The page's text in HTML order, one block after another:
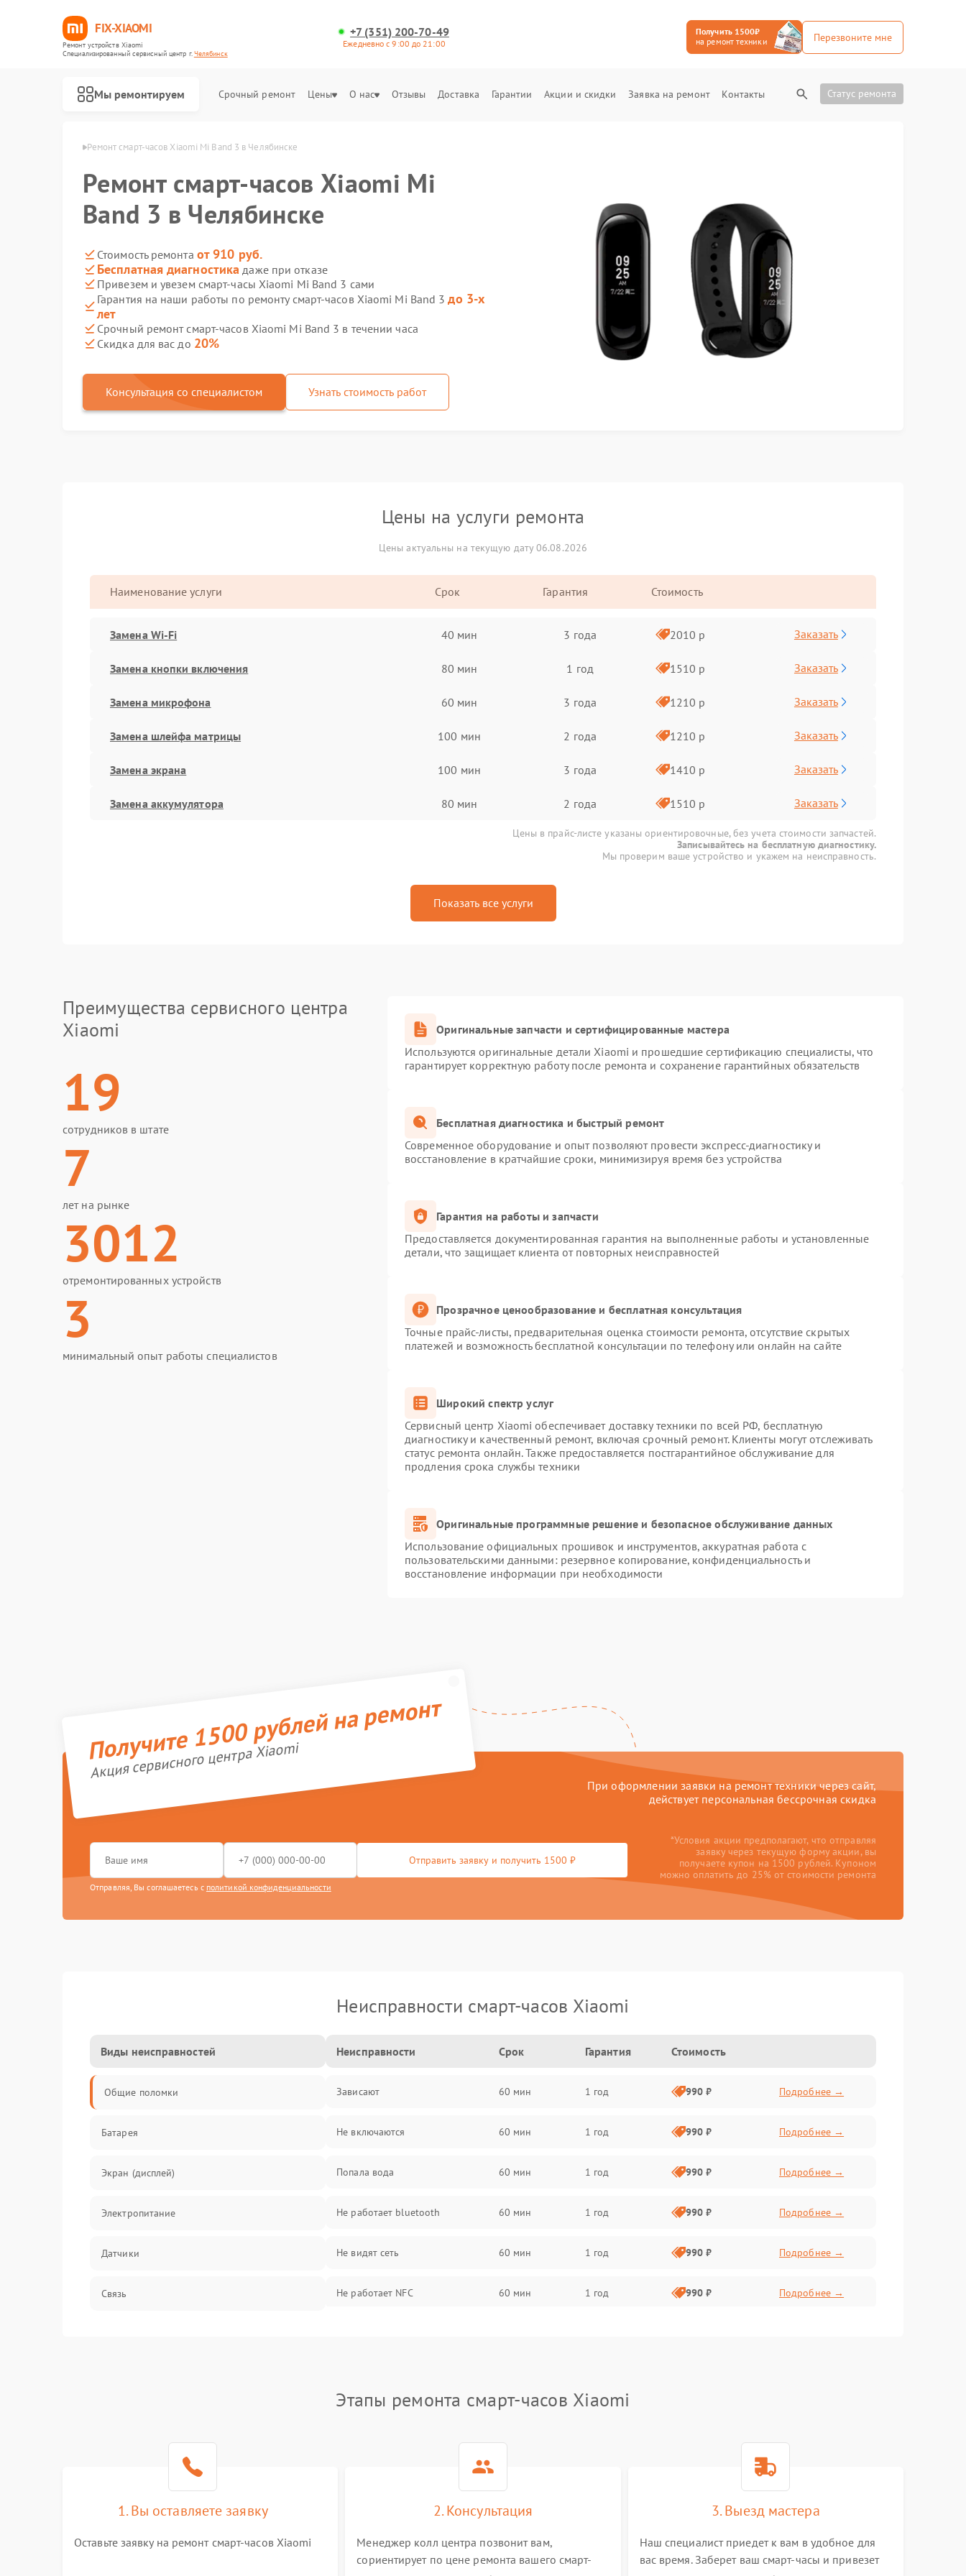
FIX-XIAOMI
Ремонт устройств Xiaomi
Специализированный cервисный центр г.Челябинск
+7 (351) 200-70-49
Ежедневно с 9:00 до 21:00
Получить 1500₽
на ремонт техники
Перезвоните мне
Мы ремонтируем Срочный ремонт Цены О нас Отзывы Доставка Гарантии Акции и скидки Заявка на ремонт Контакты Статус ремонта
Ремонт смарт-часов Xiaomi Mi Band 3 в Челябинске
Ремонт смарт-часов Xiaomi Mi
Band 3 в Челябинске
Стоимость ремонта от 910 руб.
Бесплатная диагностика даже при отказе
Привезем и увезем смарт-часы Xiaomi Mi Band 3 сами
Гарантия на наши работы по ремонту смарт-часов Xiaomi Mi Band 3до 3-х
лет
Срочный ремонт смарт-часов Xiaomi Mi Band 3 в течении часа
Скидка для вас до 20%
Консультация со специалистом Узнать стоимость работ
Цены на услуги ремонта
Цены актуальны на текущую дату 06.08.2026
Наименование услуги Срок Гарантия Стоимость
Замена Wi-Fi 40 мин 3 года 2010 р Заказать
Замена кнопки включения 80 мин 1 год 1510 р Заказать
Замена микрофона 60 мин 3 года 1210 р Заказать
Замена шлейфа матрицы 100 мин 2 года 1210 р Заказать
Замена экрана 100 мин 3 года 1410 р Заказать
Замена аккумулятора 80 мин 2 года 1510 р Заказать
Цены в прайс-листе указаны ориентировочные, без учета стоимости запчастей.
Записывайтесь на бесплатную диагностику.
Мы проверим ваше устройство и укажем на неисправность.
Показать все услуги
Преимущества сервисного центра
Xiaomi
19
сотрудников в штате
7
лет на рынке
3012
отремонтированных устройств
3
минимальный опыт работы специалистов
Оригинальные запчасти и сертифицированные мастера
Используются оригинальные детали Xiaomi и прошедшие сертификацию специалисты, что
гарантирует корректную работу после ремонта и сохранение гарантийных обязательств
Бесплатная диагностика и быстрый ремонт
Современное оборудование и опыт позволяют провести экспресс-диагностику и
восстановление в кратчайшие сроки, минимизируя время без устройства
Гарантия на работы и запчасти
Предоставляется документированная гарантия на выполненные работы и установленные
детали, что защищает клиента от повторных неисправностей
Прозрачное ценообразование и бесплатная консультация
Точные прайс-листы, предварительная оценка стоимости ремонта, отсутствие скрытых
платежей и возможность бесплатной консультации по телефону или онлайн на сайте
Широкий спектр услуг
Сервисный центр Xiaomi обеспечивает доставку техники по всей РФ, бесплатную
диагностику и качественный ремонт, включая срочный ремонт. Клиенты могут отслеживать
статус ремонта онлайн. Также предоставляется постгарантийное обслуживание для
продления срока службы техники
Оригинальные программные решение и безопасное обслуживание данных
Использование официальных прошивок и инструментов, аккуратная работа с
пользовательскими данными: резервное копирование, конфиденциальность и
восстановление информации при необходимости
Получите 1500 рублей на ремонт
Акция сервисного центра Xiaomi
При оформлении заявки на ремонт техники через сайт,
действует персональная бессрочная скидка
Отправить заявку и получить 1500 ₽
Отправляя, Вы соглашаетесь с политикой конфиденциальности
*Условия акции предполагают, что отправляя
заявку через текущую форму акции, вы
получаете купон на 1500 рублей. Купоном
можно оплатить до 25% от стоимости ремонта
Неисправности смарт-часов Xiaomi
Виды неисправностей
Общие поломки
Батарея
Экран (дисплей)
Электропитание
Датчики
Связь
Неисправности Срок Гарантия Стоимость
Зависают 60 мин 1 год 990 ₽ Подробнее →
Не включаются 60 мин 1 год 990 ₽ Подробнее →
Попала вода 60 мин 1 год 990 ₽ Подробнее →
Не работает bluetooth 60 мин 1 год 990 ₽ Подробнее →
Не видят сеть 60 мин 1 год 990 ₽ Подробнее →
Не работает NFC 60 мин 1 год 990 ₽ Подробнее →
Этапы ремонта смарт-часов Xiaomi
1. Вы оставляете заявку
Оставьте заявку на ремонт смарт-часов Xiaomi
2. Консультация
Менеджер колл центра позвонит вам,
сориентирует по цене ремонта вашего смарт-
3. Выезд мастера
Наш специалист приедет к вам в удобное для
вас время. Заберет ваш смарт-часы и привезет